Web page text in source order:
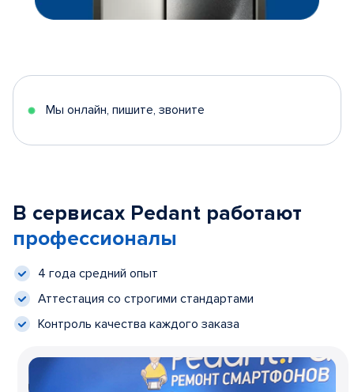
Мы онлайн, пишите, звоните
В сервисах Pedant работают
профессионалы
4 года средний опыт
Аттестация со строгими стандартами
Контроль качества каждого заказа